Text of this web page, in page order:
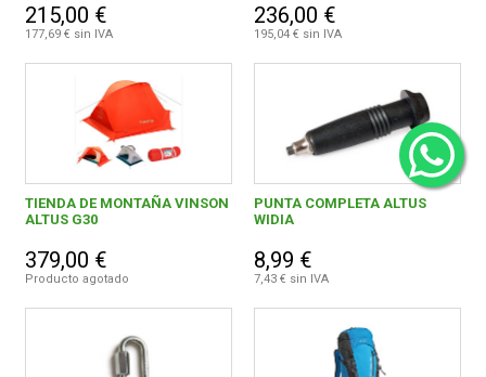
215,00 €
177,69 € sin IVA
236,00 €
195,04 € sin IVA
TIENDA DE MONTAÑA VINSON
ALTUS G30
379,00 €
Producto agotado
PUNTA COMPLETA ALTUS
WIDIA
8,99 €
7,43 € sin IVA